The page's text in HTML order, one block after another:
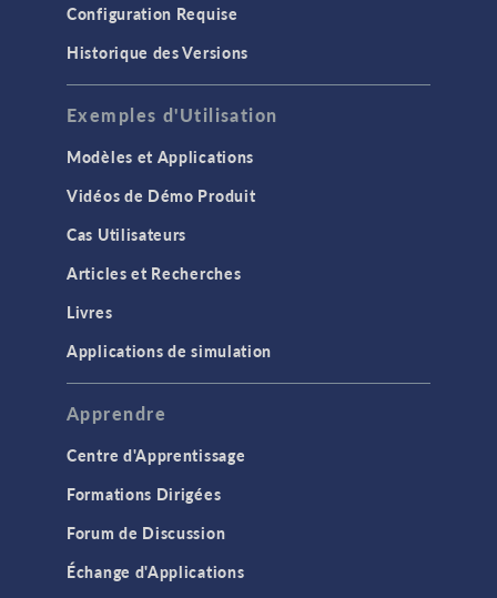
Configuration Requise
Historique des Versions
Exemples d'Utilisation
Modèles et Applications
Vidéos de Démo Produit
Cas Utilisateurs
Articles et Recherches
Livres
Applications de simulation
Apprendre
Centre d'Apprentissage
Formations Dirigées
Forum de Discussion
Échange d'Applications